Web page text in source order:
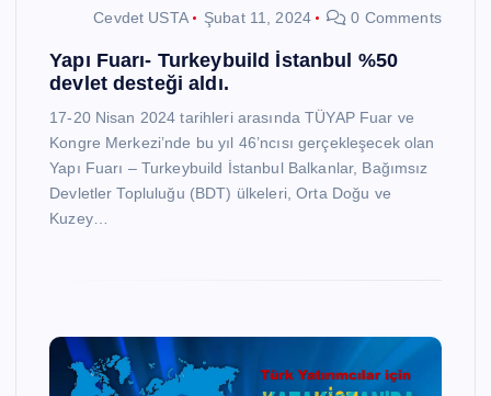
Cevdet USTA Şubat 11, 2024 0 Comments
Yapı Fuarı- Turkeybuild İstanbul %50
devlet desteği aldı.
17-20 Nisan 2024 tarihleri arasında TÜYAP Fuar ve
Kongre Merkezi’nde bu yıl 46’ncısı gerçekleşecek olan
Yapı Fuarı – Turkeybuild İstanbul Balkanlar, Bağımsız
Devletler Topluluğu (BDT) ülkeleri, Orta Doğu ve
Kuzey…